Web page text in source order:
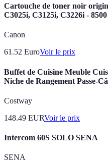
Cartouche de toner noir
C3025i, C3125i, C3226i -
Canon
61.52 EuroVoir le prix
Buffet de Cuisine Meuble
Niche de Rangement Passe-
Costway
148.49 EURVoir le prix
Intercom 60S SOLO SENA
SENA